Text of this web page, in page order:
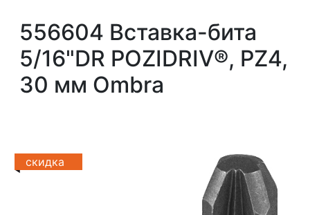
556604 Вставка-бита
5/16"DR POZIDRIV®, PZ4,
30 мм Ombra
скидка